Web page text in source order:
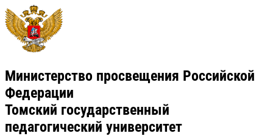
Министерство просвещения Российской
Федерации
Томский государственный
педагогический университет